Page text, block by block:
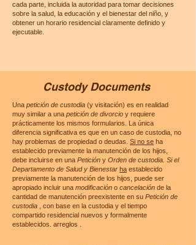
cada parte, incluida la autoridad para tomar decisiones
sobre la salud, la educación y el bienestar del niño, y
obtener un horario residencial claramente definido y
ejecutable.
Custody Documents
Una petición de custodia (y visitación) es en realidad
muy similar a una petición de divorcio y requiere
prácticamente los mismos formularios. La única
diferencia significativa es que en un caso de custodia, no
hay problemas de propiedad o deudas. Si no se ha
establecido previamente la manutención de los hijos,
debe incluirse en una Petición y Orden de custodia. Si el
Departamento de Salud y Bienestar ha establecido
previamente la manutención de los hijos, puede ser
apropiado incluir una modificación o cancelación de la
cantidad de manutención preexistente en su Petición de
custodia , con base en la custodia y el tiempo
compartido residencial nuevos y formalmente
establecidos. arreglos